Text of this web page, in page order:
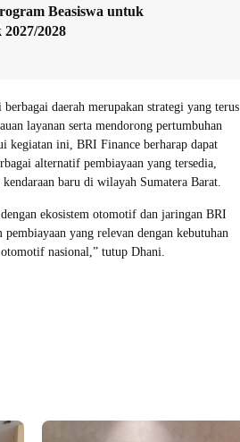
Beasiswa untuk
2028
daerah merupakan strategi yang terus
layanan serta mendorong pertumbuhan
kegiatan ini, BRI Finance berharap dapat
alternatif pembiayaan yang tersedia,
baru di wilayah Sumatera Barat.
ekosistem otomotif dan jaringan BRI
yang relevan dengan kebutuhan
nasional,” tutup Dhani.